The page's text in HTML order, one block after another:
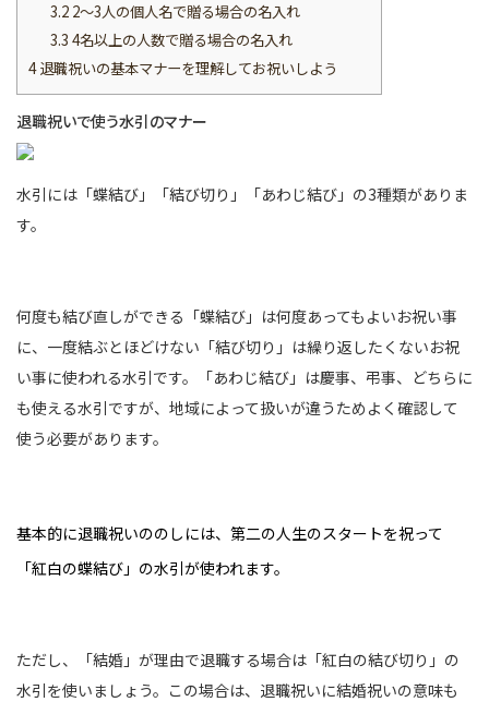
3.22～3人の個人名で贈る場合の名入れ
3.3 4名以上の人数で贈る場合の名入れ
4退職祝いの基本マナーを理解してお祝いしよう
退職祝いで使う水引のマナー
水引には「蝶結び」「結び切り」「あわじ結び」の3種類がありま
す。
何度も結び直しができる「蝶結び」は何度あってもよいお祝い事
に、一度結ぶとほどけない「結び切り」は繰り返したくないお祝
い事に使われる水引です。「あわじ結び」は慶事、弔事、どちらに
も使える水引ですが、地域によって扱いが違うためよく確認して
使う必要があります。
基本的に退職祝いののしには、第二の人生のスタートを祝って
「紅白の蝶結び」の水引が使われます。
ただし、「結婚」が理由で退職する場合は「紅白の結び切り」の
水引を使いましょう。この場合は、退職祝いに結婚祝いの意味も